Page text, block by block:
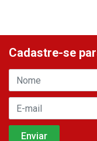
Cadastre-se